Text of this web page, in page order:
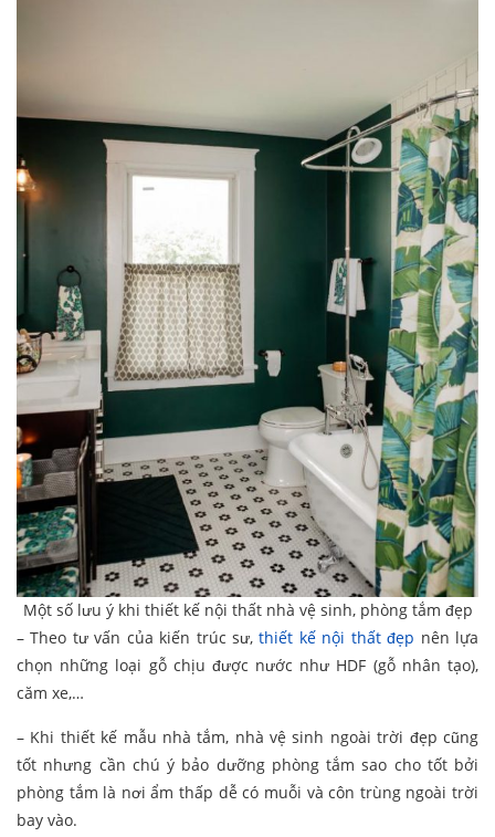
Một số lưu ý khi thiết kế nội thất nhà vệ sinh, phòng tắm đẹp
– Theo tư vấn của kiến trúc sư,thiết kế nội thất đẹp nên lựa
chọn những loại gỗ chịu được nước như HDF (gỗ nhân tạo),
căm xe,…
– Khi thiết kế mẫu nhà tắm, nhà vệ sinh ngoài trời đẹp cũng
tốt nhưng cần chú ý bảo dưỡng phòng tắm sao cho tốt bởi
phòng tắm là nơi ẩm thấp dễ có muỗi và côn trùng ngoài trời
bay vào.